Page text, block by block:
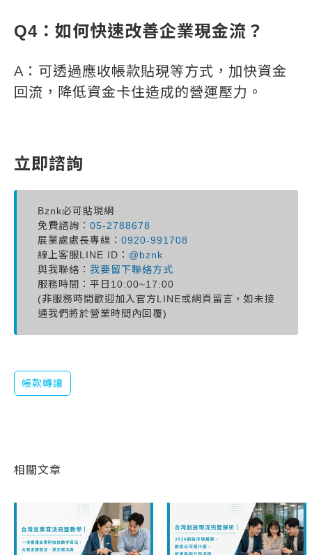
Q4：如何快速改善企業現金流？
A：可透過應收帳款貼現等方式，加快資金
回流，降低資金卡住造成的營運壓力。
立即諮詢
Bznk必可貼現網
免費諮詢： 05-2788678
展業處處長專線： 0920-991708
線上客服LINE ID： @bznk
與我聯絡： 我要留下聯絡方式
服務時間：平日10:00~17:00
(非服務時間歡迎加入官方LINE或網頁留言，如未接
通我們將於營業時間內回覆)
帳款轉讓
相關文章